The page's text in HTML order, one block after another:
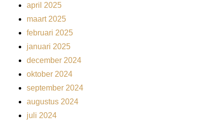
april 2025
maart 2025
februari 2025
januari 2025
december 2024
oktober 2024
september 2024
augustus 2024
juli 2024